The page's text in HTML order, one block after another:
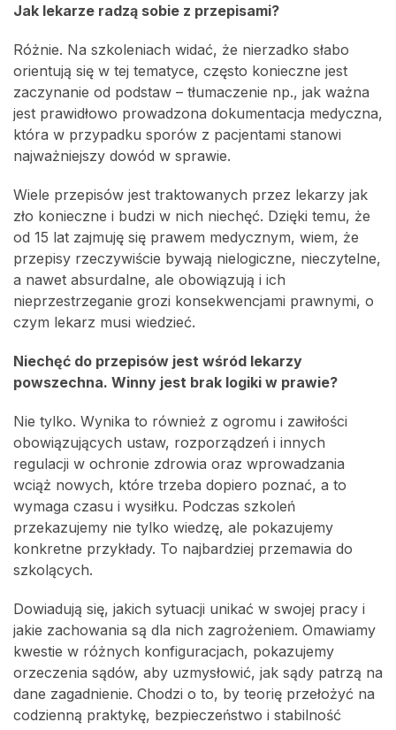
Jak lekarze radzą sobie z przepisami?
Różnie. Na szkoleniach widać, że nierzadko słabo
orientują się w tej tematyce, często konieczne jest
zaczynanie od podstaw – tłumaczenie np., jak ważna
jest prawidłowo prowadzona dokumentacja medyczna,
która w przypadku sporów z pacjentami stanowi
najważniejszy dowód w sprawie.
Wiele przepisów jest traktowanych przez lekarzy jak
zło konieczne i budzi w nich niechęć. Dzięki temu, że
od 15 lat zajmuję się prawem medycznym, wiem, że
przepisy rzeczywiście bywają nielogiczne, nieczytelne,
a nawet absurdalne, ale obowiązują i ich
nieprzestrzeganie grozi konsekwencjami prawnymi, o
czym lekarz musi wiedzieć.
Niechęć do przepisów jest wśród lekarzy
powszechna. Winny jest brak logiki w prawie?
Nie tylko. Wynika to również z ogromu i zawiłości
obowiązujących ustaw, rozporządzeń i innych
regulacji w ochronie zdrowia oraz wprowadzania
wciąż nowych, które trzeba dopiero poznać, a to
wymaga czasu i wysiłku. Podczas szkoleń
przekazujemy nie tylko wiedzę, ale pokazujemy
konkretne przykłady. To najbardziej przemawia do
szkolących.
Dowiadują się, jakich sytuacji unikać w swojej pracy i
jakie zachowania są dla nich zagrożeniem. Omawiamy
kwestie w różnych konfiguracjach, pokazujemy
orzeczenia sądów, aby uzmysłowić, jak sądy patrzą na
dane zagadnienie. Chodzi o to, by teorię przełożyć na
codzienną praktykę, bezpieczeństwo i stabilność